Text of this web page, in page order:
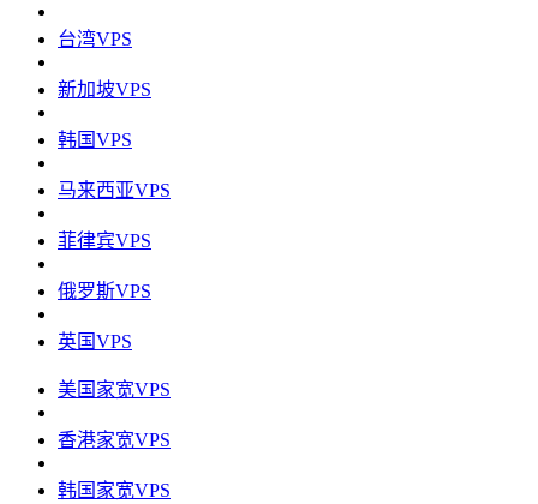
台湾VPS
新加坡VPS
韩国VPS
马来西亚VPS
菲律宾VPS
俄罗斯VPS
英国VPS
美国家宽VPS
香港家宽VPS
韩国家宽VPS